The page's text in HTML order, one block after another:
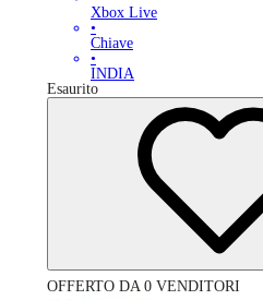
Xbox Live
•
Chiave
•
INDIA
Esaurito
OFFERTO DA 0 VENDITORI